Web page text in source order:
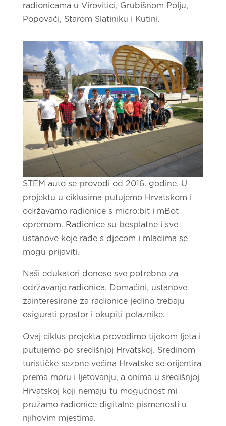
radionicama u Virovitici, Grubišnom Polju,
Popovači, Starom Slatiniku i Kutini.
STEM auto se provodi od 2016. godine. U
projektu u ciklusima putujemo Hrvatskom i
održavamo radionice s micro:bit i mBot
opremom. Radionice su besplatne i sve
ustanove koje rade s djecom i mladima se
mogu prijaviti.
Naši edukatori donose sve potrebno za
održavanje radionica. Domaćini, ustanove
zainteresirane za radionice jedino trebaju
osigurati prostor i okupiti polaznike.
Ovaj ciklus projekta provodimo tijekom ljeta i
putujemo po središnjoj Hrvatskoj. Sredinom
turističke sezone većina Hrvatske se orijentira
prema moru i ljetovanju, a onima u središnjoj
Hrvatskoj koji nemaju tu mogućnost mi
pružamo radionice digitalne pismenosti u
njihovim mjestima.